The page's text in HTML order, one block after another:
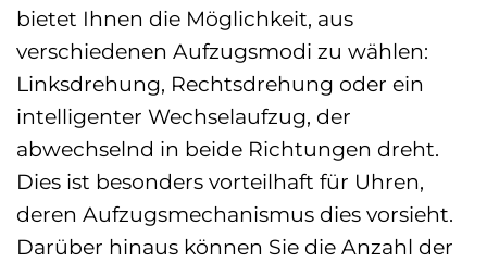
bietet Ihnen die Möglichkeit, aus
verschiedenen Aufzugsmodi zu wählen:
Linksdrehung, Rechtsdrehung oder ein
intelligenter Wechselaufzug, der
abwechselnd in beide Richtungen dreht.
Dies ist besonders vorteilhaft für Uhren,
deren Aufzugsmechanismus dies vorsieht.
Darüber hinaus können Sie die Anzahl der